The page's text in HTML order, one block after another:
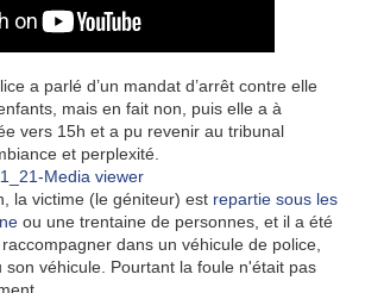
a parlé d’un mandat d’arrêt contre elle
mais en fait non, puis elle a à
vers 15h et a pu revenir au tribunal
et perplexité.
la victime (le géniteur) est repartie sous les
ou une trentaine de personnes, et il a été
dans un véhicule de police,
son véhicule. Pourtant la foule n'était pas